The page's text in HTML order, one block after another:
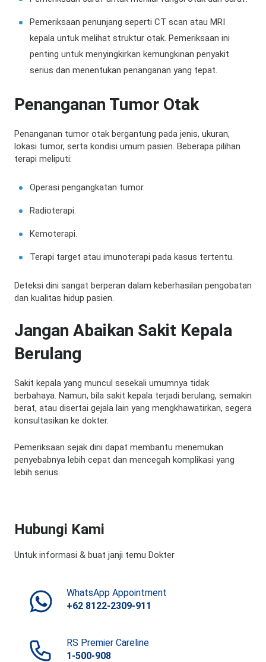
Pemeriksaan penunjang seperti CT scan atau MRI
kepala untuk melihat struktur otak. Pemeriksaan ini
penting untuk menyingkirkan kemungkinan penyakit
serius dan menentukan penanganan yang tepat.
Penanganan Tumor Otak
Penanganan tumor otak bergantung pada jenis, ukuran,
lokasi tumor, serta kondisi umum pasien. Beberapa pilihan
terapi meliputi:
Operasi pengangkatan tumor.
Radioterapi.
Kemoterapi.
Terapi target atau imunoterapi pada kasus tertentu.
Deteksi dini sangat berperan dalam keberhasilan pengobatan
dan kualitas hidup pasien.
Jangan Abaikan Sakit Kepala
Berulang
Sakit kepala yang muncul sesekali umumnya tidak
berbahaya. Namun, bila sakit kepala terjadi berulang, semakin
berat, atau disertai gejala lain yang mengkhawatirkan, segera
konsultasikan ke dokter.
Pemeriksaan sejak dini dapat membantu menemukan
penyebabnya lebih cepat dan mencegah komplikasi yang
lebih serius.
Hubungi Kami
Untuk informasi & buat janji temu Dokter
WhatsApp Appointment
+62 8122-2309-911
RS Premier Careline
1-500-908